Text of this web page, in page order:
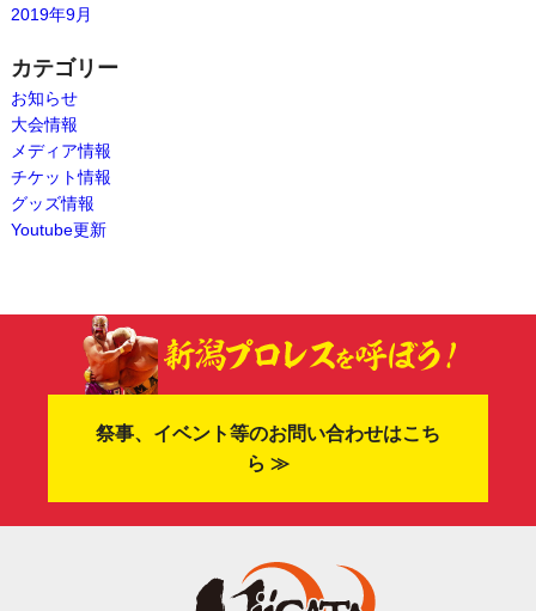
2019年9月
カテゴリー
お知らせ
大会情報
メディア情報
チケット情報
グッズ情報
Youtube更新
祭事、イベント等のお問い合わせはこち
ら ≫